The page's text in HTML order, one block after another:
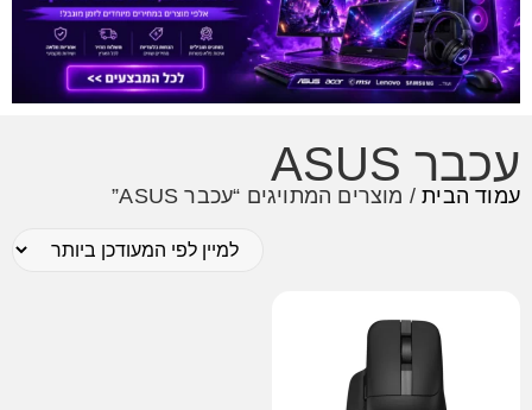
עכבר ASUS
עמוד הבית/ מוצרים המתויגים “עכבר ASUS”